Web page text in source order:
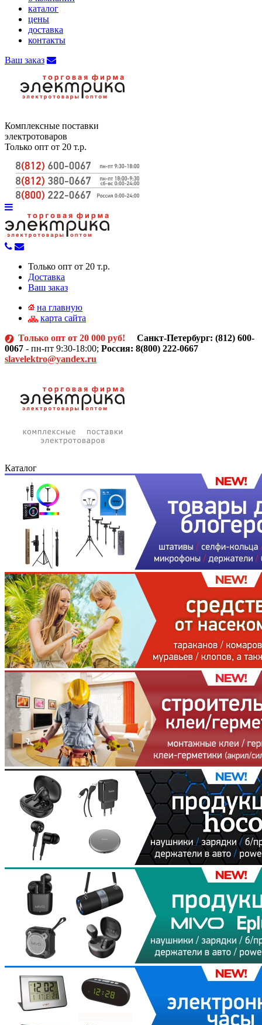
каталог
цены
доставка
контакты
Ваш заказ
Комплексные поставки
электротоваров
Только опт от 20 т.р.
Только опт от 20 т.р.
Доставка
Ваш заказ
на главную
карта сайта
Только опт от 20 000 руб! Санкт-Петербург: (812) 600-
0067 - пн-пт 9:30-18:00; Россия: 8(800) 222-0667
slavelektro@yandex.ru
Каталог